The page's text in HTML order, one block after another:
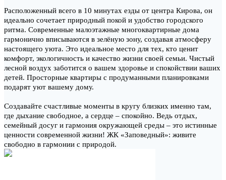
Расположенный всего в 10 минутах езды от центра Кирова, он
идеально сочетает природный покой и удобство городского
ритма. Современные малоэтажные многоквартирные дома
гармонично вписываются в зелёную зону, создавая атмосферу
настоящего уюта. Это идеальное место для тех, кто ценит
комфорт, экологичность и качество жизни своей семьи. Чистый
лесной воздух заботится о вашем здоровье и спокойствии ваших
детей. Просторные квартиры с продуманными планировками
подарят уют вашему дому.
Создавайте счастливые моменты в кругу близких именно там,
где дыхание свободное, а сердце – спокойно. Ведь отдых,
семейный досуг и гармония окружающей среды – это истинные
ценности современной жизни! ЖК «Заповедный»: живите
свободно в гармонии с природой.